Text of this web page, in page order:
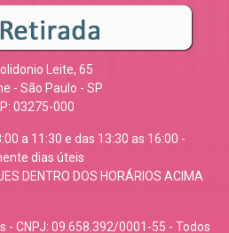
Leite, 65
- São Paulo - SP
03275-000
a 11:30 e das 13:30 as 16:00 -
dias úteis
DENTRO DOS HORÁRIOS ACIMA
CNPJ: 09.658.392/0001-55 - Todos